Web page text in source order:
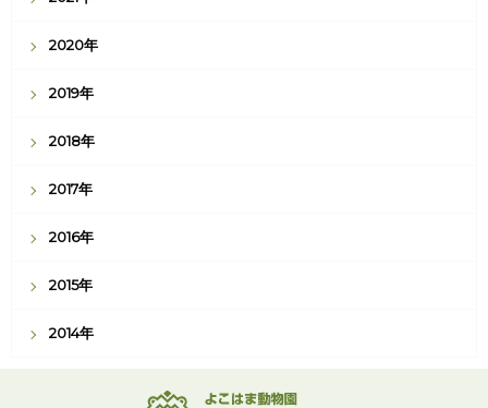
2020年
2019年
2018年
2017年
2016年
2015年
2014年